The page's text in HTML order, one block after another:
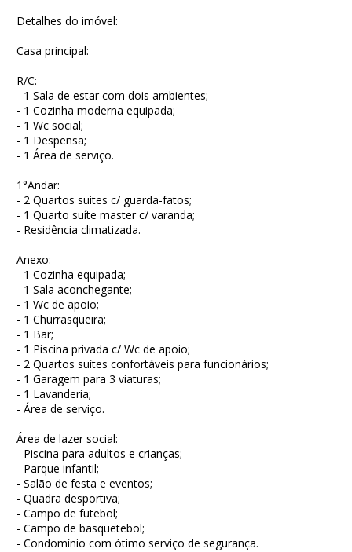
Detalhes do imóvel:
Casa principal:
R/C:
- 1 Sala de estar com dois ambientes;
- 1 Cozinha moderna equipada;
- 1 Wc social;
- 1 Despensa;
- 1 Área de serviço.
1°Andar:
- 2 Quartos suites c/ guarda-fatos;
- 1 Quarto suíte master c/ varanda;
- Residência climatizada.
Anexo:
- 1 Cozinha equipada;
- 1 Sala aconchegante;
- 1 Wc de apoio;
- 1 Churrasqueira;
- 1 Bar;
- 1 Piscina privada c/ Wc de apoio;
- 2 Quartos suítes confortáveis para funcionários;
- 1 Garagem para 3 viaturas;
- 1 Lavanderia;
- Área de serviço.
Área de lazer social:
- Piscina para adultos e crianças;
- Parque infantil;
- Salão de festa e eventos;
- Quadra desportiva;
- Campo de futebol;
- Campo de basquetebol;
- Condomínio com ótimo serviço de segurança.